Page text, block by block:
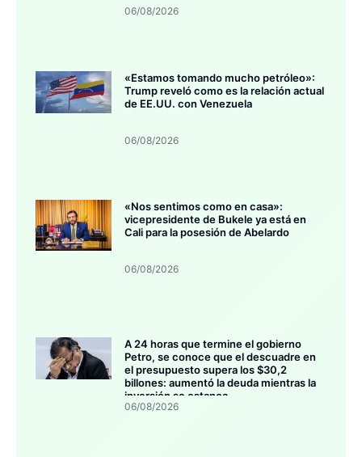
06/08/2026
«Estamos tomando mucho petróleo»:
Trump reveló como es la relación actual
de EE.UU. con Venezuela
06/08/2026
«Nos sentimos como en casa»:
vicepresidente de Bukele ya está en
Cali para la posesión de Abelardo
06/08/2026
A 24 horas que termine el gobierno
Petro, se conoce que el descuadre en
el presupuesto supera los $30,2
billones: aumentó la deuda mientras la
inversión se estanca
06/08/2026